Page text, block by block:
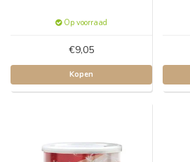
Op voorraad
€9,05
Kopen